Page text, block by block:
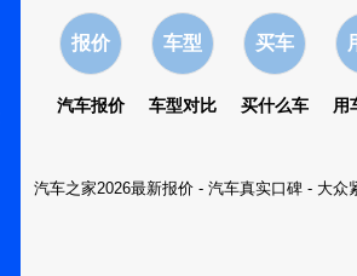
报价
汽车报价
车型
车型对比
买车
买什么车 用
汽车之家2026最新报价- 汽车真实口碑- 大众